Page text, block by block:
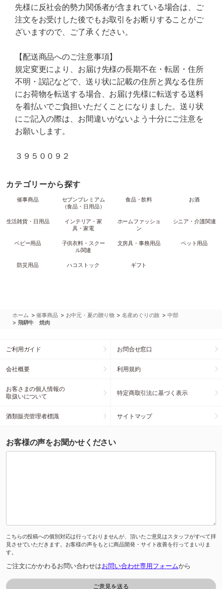
先様に反社会的勢力関係者が含まれている場合は、ご
注文をお受けした後でもお取引をお断りすることがご
ざいますので、ご了承ください。
【配送商品へのご注意事項】
規定変更により、お届け先様の長期不在・転居・住所
不明・誤記などで、送り状に記載の住所と異なる住所
にお荷物を転送する場合、お届け先様に転送する送料
を着払いでご負担いただくことになりました。送り状
にご記入の際は、お間違いがないよう十分にご注意を
お願いします。
３９５００９２
カテゴリーから探す
催事商品
セブンプレミアム
（食品・日用品）
食品・飲料 お酒
生活雑貨・日用品
インテリア・家
具・家電
ホームファッショ
ン
シニア・介護関連
ベビー用品
子供衣料・スクー
ル関連
文房具・事務用品 ペット用品
防災用品 ハコストック ギフト
ホーム >催事商品 > お中元・夏の贈り物 >名産めぐりの旅 >中部
> 飛騨牛 焼肉
ご利用ガイド お問合せ窓口
会社概要 利用規約
お客さまの個人情報の
取扱いについて
特定商取引法に基づく表示
酒類販売管理者標識 サイトマップ
お客様の声をお聞かせください
こちらの投稿への個別対応は行っておりませんが、頂いたご意見はスタッフがすべて拝
見させていただきます。お客様の声をもとに商品開発・サイト改善を行ってまいりま
す。
ご注文にかかわるお問い合わせはお問い合わせ専用フォームから